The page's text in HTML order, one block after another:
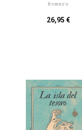
Homero
26,95 €